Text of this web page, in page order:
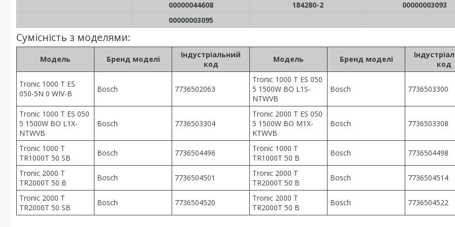
00000044608
184280-2
00000003093
00000003095
Сумісність з моделями:
Модель Бренд моделі
Індустріальний
код
Модель Бренд моделі
код
Tronic 1000 T ES
050-5N 0 WIV-B
Bosch 7736502063
Tronic 1000 T ES 050
5 1500W BO L1S-
NTWVB
Bosch 7736503300
Tronic 1000 T ES 050
5 1500W BO L1X-
NTWVB
Bosch 7736503304
Tronic 2000 T ES 050
5 1500W BO M1X-
KTWVB
Bosch 7736503308
Tronic 1000 T
TR1000T 50 SB
Bosch 7736504496
Tronic 1000 T
TR1000T 50 B
Bosch 7736504498
Tronic 2000 T
TR2000T 50 B
Bosch 7736504501
Tronic 2000 T
TR2000T 50 B
Bosch 7736504514
Tronic 2000 T
TR2000T 50 SB
Bosch 7736504520
Tronic 2000 T
TR2000T 50 B
Bosch 7736504522